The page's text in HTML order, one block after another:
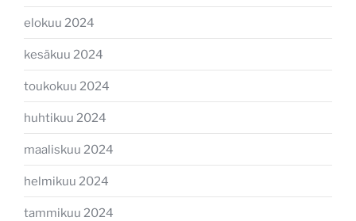
elokuu 2024
kesäkuu 2024
toukokuu 2024
huhtikuu 2024
maaliskuu 2024
helmikuu 2024
tammikuu 2024